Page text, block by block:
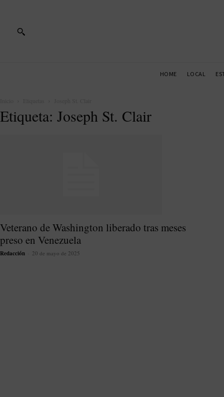
HOME LOCAL
Etiqueta: Joseph St. Clair
Veterano de Washington liberado tras meses
preso en Venezuela
Redacción 20 de mayo de 2025